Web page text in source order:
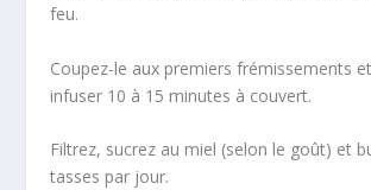
feu.
Coupez-le aux premiers frémissements
infuser 10 à 15 minutes à couvert.
Filtrez, sucrez au miel (selon le goût) et
tasses par jour.